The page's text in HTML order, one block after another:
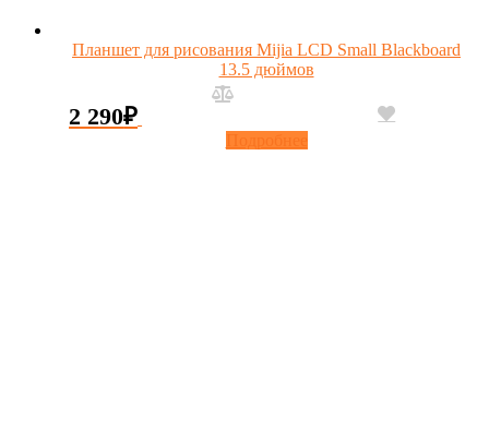
Планшет для рисования Mijia LCD Small Blackboard
13.5 дюймов
2 290₽